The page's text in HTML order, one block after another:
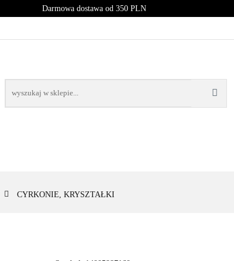
Darmowa dostawa od 350 PLN
CYRKONIE, KRYSZTAŁKI